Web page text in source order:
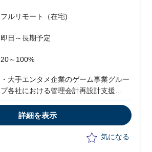
フルリモート（在宅)
即日～長期予定
20～100%
・大手エンタメ企業のゲーム事業グルー
プ各社における管理会計再設計支援
おいて、プロジェクト単位での収益・費
用管理/プロジェクト毎の損益可視化・管
詳細を表示
気になる